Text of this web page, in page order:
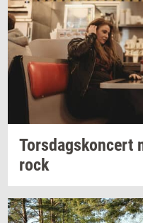
Tors­dags­kon­cert
rock